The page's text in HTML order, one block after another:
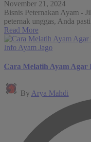
November 21, 2024
Bisnis Peternakan Ayam -
peternak unggas, Anda
Read More
Posted
Info Ayam Jago
Cara Melatih Ayam Agar
Posted
by
By Arya Mahdi